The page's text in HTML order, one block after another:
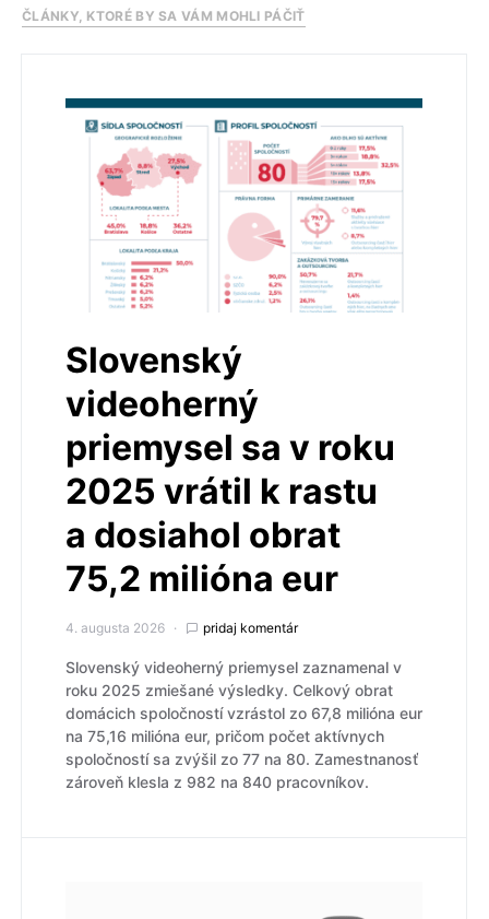
ČLÁNKY, KTORÉ BY SA VÁM MOHLI PÁČIŤ
Slovenský
videoherný
priemysel sa v roku
2025 vrátil k rastu
a dosiahol obrat
75,2 milióna eur
4. augusta 2026 pridaj komentár
Slovenský videoherný priemysel zaznamenal v
roku 2025 zmiešané výsledky. Celkový obrat
domácich spoločností vzrástol zo 67,8 milióna eur
na 75,16 milióna eur, pričom počet aktívnych
spoločností sa zvýšil zo 77 na 80. Zamestnanosť
zároveň klesla z 982 na 840 pracovníkov.